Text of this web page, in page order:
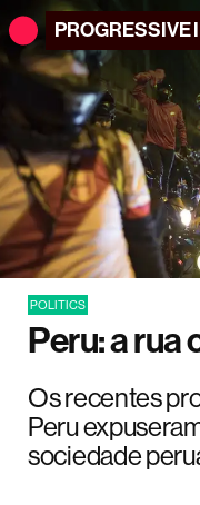
PROGRESSIVE
POLITICS
Peru: a
Os recentes
Peru
sociedade